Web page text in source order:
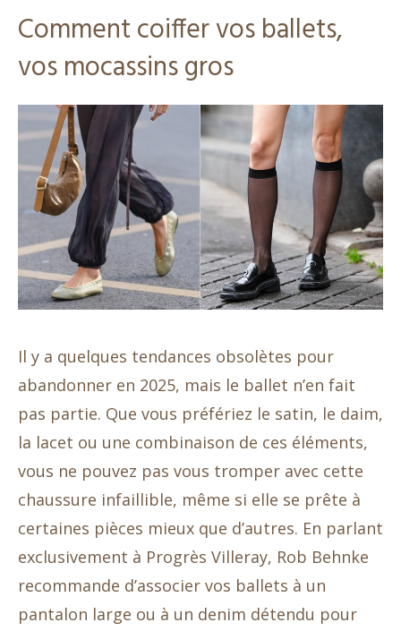
Comment coiffer vos ballets,
vos mocassins gros
Il y a quelques tendances obsolètes pour
abandonner en 2025, mais le ballet n’en fait
pas partie. Que vous préfériez le satin, le daim,
la lacet ou une combinaison de ces éléments,
vous ne pouvez pas vous tromper avec cette
chaussure infaillible, même si elle se prête à
certaines pièces mieux que d’autres. En parlant
exclusivement à Progrès Villeray, Rob Behnke
recommande d’associer vos ballets à un
pantalon large ou à un denim détendu pour